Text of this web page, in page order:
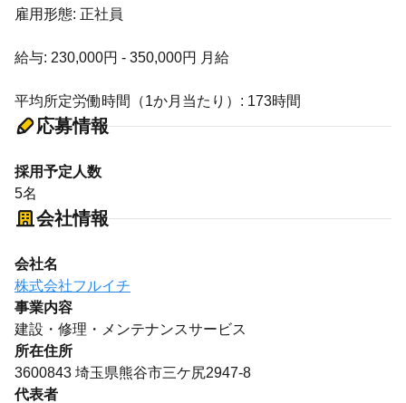
雇用形態: 正社員
給与: 230,000円 - 350,000円 月給
平均所定労働時間（1か月当たり）: 173時間
応募情報
採用予定人数
5名
会社情報
会社名
株式会社フルイチ
事業内容
建設・修理・メンテナンスサービス
所在住所
3600843 埼玉県熊谷市三ケ尻2947-8
代表者